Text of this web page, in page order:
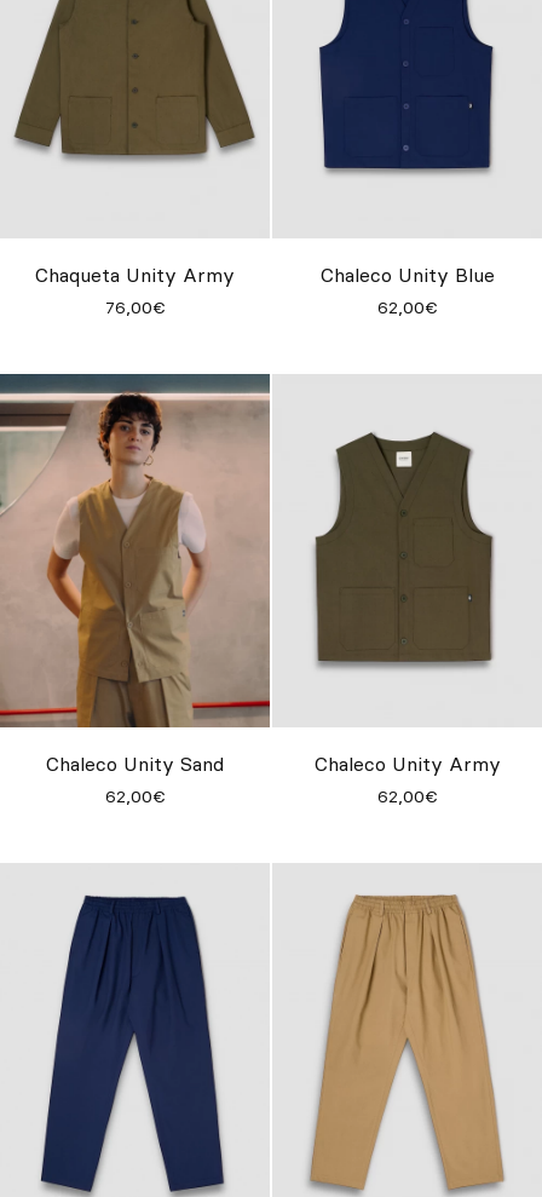
Chaqueta Unity Army
76,00€
Chaleco Unity Blue
62,00€
Chaleco Unity Sand
62,00€
Chaleco Unity Army
62,00€